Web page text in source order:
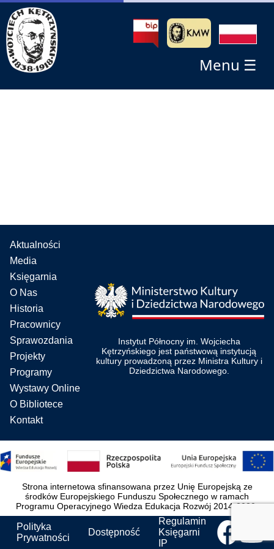
Menu ☰
Aktualności
Media
Księgarnia
O Nas
Historia
Pracownicy
Sprawozdania
Projekty
Programy
Wystawy Online
O Bibliotece
Kontakt
Instytut Północny im. Wojciecha
Kętrzyńskiego jest państwową instytucją
kultury prowadzoną przez Ministra Kultury i
Dziedzictwa Narodowego.
Strona internetowa sfinansowana przez Unię Europejską ze
środków Europejskiego Funduszu Społecznego w ramach
Programu Operacyjnego Wiedza Edukacja Rozwój 2014-2020.
Polityka
Prywatności
Dostępność
Regulamin
Księgarni
IP